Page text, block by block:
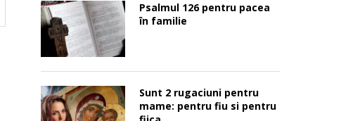
Psalmul 126 pentru pacea
în familie
Sunt 2 rugaciuni pentru
mame: pentru fiu si pentru